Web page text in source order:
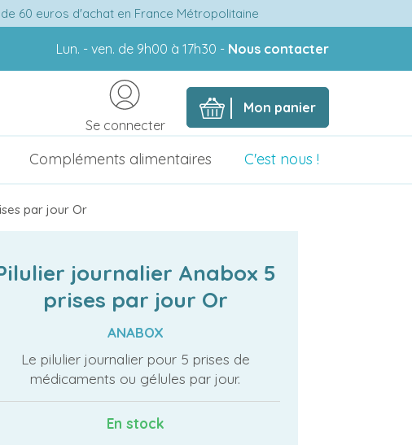
60 euros d'achat en France Métropolitaine
Lun. - ven. de 9h00 à 17h30 - Nous contacter
Mon panier
Se connecter
Compléments alimentaires C'est nous !
par jour Or
journalier Anabox 5
prises par jour Or
ANABOX
Le pilulier journalier pour 5 prises de
médicaments ou gélules par jour.
En stock